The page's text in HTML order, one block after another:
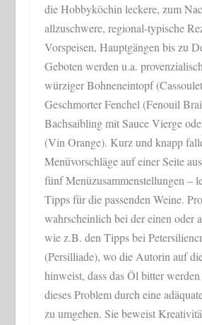
die Hobbyköchin leckere, zum
allzuschwere, regional-typische
Vorspeisen, Hauptgängen bis zu
Geboten werden u.a.
würziger Bohneneintopf
Geschmorter Fenchel (Fenouil
Bachsaibling mit Sauce Vierge
(Vin Orange). Kurz und knapp
Menüvorschläge auf einer Seite
fünf Menüzusammenstellungen –
Tipps für die passenden Weine.
wahrscheinlich bei der einen oder
wie z.B. den Tipps bei
(Persilliade), wo die Autorin auf
hinweist, dass das Öl bitter
dieses Problem durch eine
zu umgehen. Sie beweist